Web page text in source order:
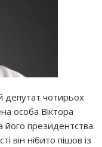
чотирьох
особа Віктора
президентства.
він нібито пішов із